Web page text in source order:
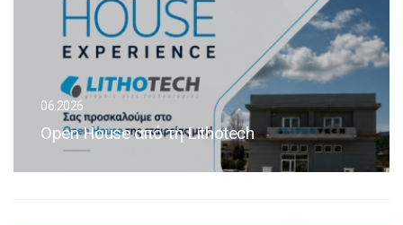
06.2026
Open House από τη Lithotech